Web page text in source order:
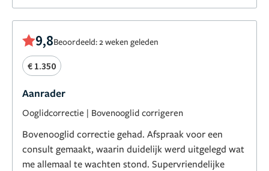
9,8Beoordeeld: 2 weken geleden
€ 1.350
Aanrader
Ooglidcorrectie | Bovenooglid corrigeren
Bovenooglid correctie gehad. Afspraak voor een
consult gemaakt, waarin duidelijk werd uitgelegd wat
me allemaal te wachten stond. Supervriendelijke